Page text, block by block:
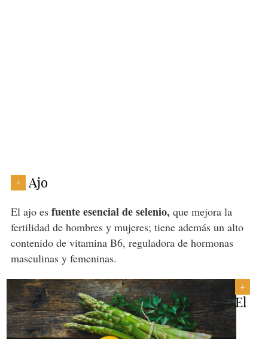
+ Ajo
El ajo es fuente esencial de selenio, que mejora la
fertilidad de hombres y mujeres; tiene además un alto
contenido de vitamina B6, reguladora de hormonas
masculinas y femeninas.
+
El